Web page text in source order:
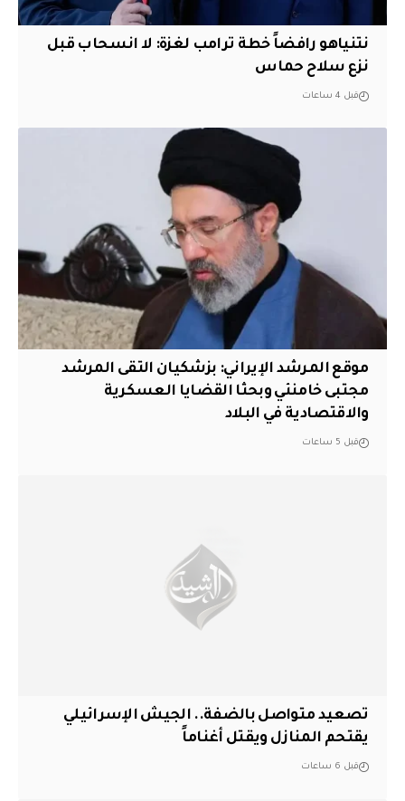
نتنياهو رافضاً خطة ترامب لغزة: لا انسحاب قبل
نزع سلاح حماس
قبل 4 ساعات
موقع المرشد الإيراني: بزشكيان التقى المرشد
مجتبى خامنئي وبحثا القضايا العسكرية
والاقتصادية في البلاد
قبل 5 ساعات
تصعيد متواصل بالضفة.. الجيش الإسرائيلي
يقتحم المنازل ويقتل أغناماً
قبل 6 ساعات